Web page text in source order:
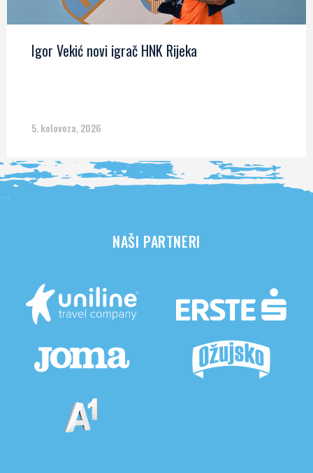
Igor Vekić novi igrač HNK Rijeka
5. kolovoza, 2026
NAŠI PARTNERI